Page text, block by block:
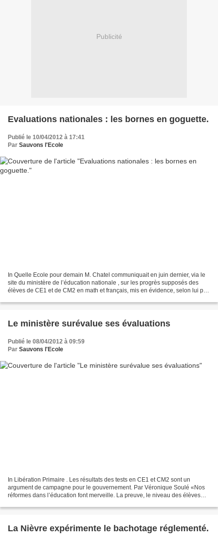
Publicité
Evaluations nationales : les bornes en goguette.
Publié le 10/04/2012 à 17:41
Par Sauvons l'Ecole
In Quelle Ecole pour demain M. Chatel communiquait en juin dernier, via le
site du ministère de l’éducation nationale , sur les progrès supposés des
élèves de CE1 et de CM2 en math et français, mis en évidence, selon lui par
Le ministère surévalue ses évaluations
Publié le 08/04/2012 à 09:59
Par Sauvons l'Ecole
In Libération Primaire . Les résultats des tests en CE1 et CM2 sont un
argument de campagne pour le gouvernement. Par Véronique Soulé «Nos
réformes dans l’éducation font merveille. La preuve, le niveau des élèves
La Nièvre expérimente le bachotage réglementé.